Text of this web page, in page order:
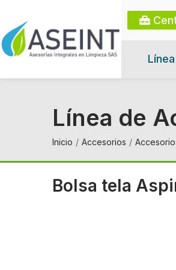
Línea de
Inicio Accesorios
Bolsa tela